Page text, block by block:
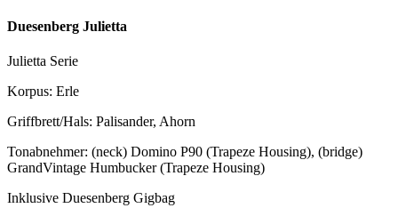
Duesenberg Julietta
Julietta Serie
Korpus: Erle
Griffbrett/Hals: Palisander, Ahorn
Tonabnehmer: (neck) Domino P90 (Trapeze Housing), (bridge)
GrandVintage Humbucker (Trapeze Housing)
Inklusive Duesenberg Gigbag